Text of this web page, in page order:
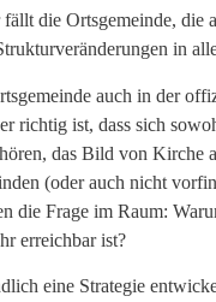
die Ortsgemeinde, die
in
auch in der
richtig ist, dass sich
das Bild von Kirche
(oder auch nicht
die Frage im Raum:
erreichbar ist?
eine Strategie